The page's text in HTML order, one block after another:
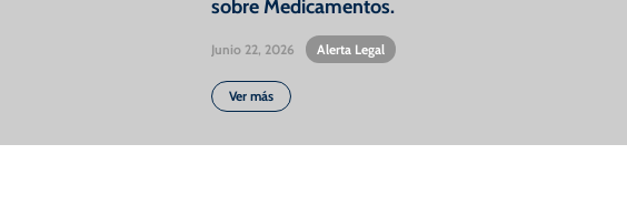
sobre Medicamentos.
Junio 22, 2026 Alerta Legal
Ver más